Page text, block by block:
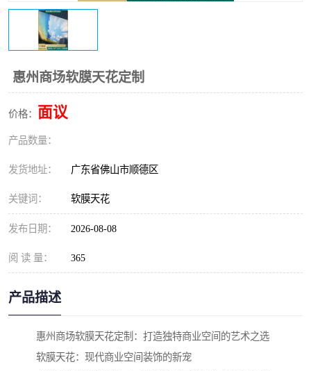
惠州商场软膜天花定制
价格： 面议
产品数量：
发货地址： 广东省佛山市顺德区
关键词： 软膜天花
发布日期： 2026-08-08
阅 读 量： 365
产品描述
惠州商场软膜天花定制：打造独特商业空间的艺术之选
软膜天花：现代商业空间装饰的新宠